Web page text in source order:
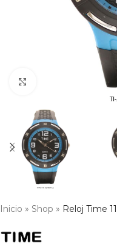
Inicio » Shop » Reloj Time